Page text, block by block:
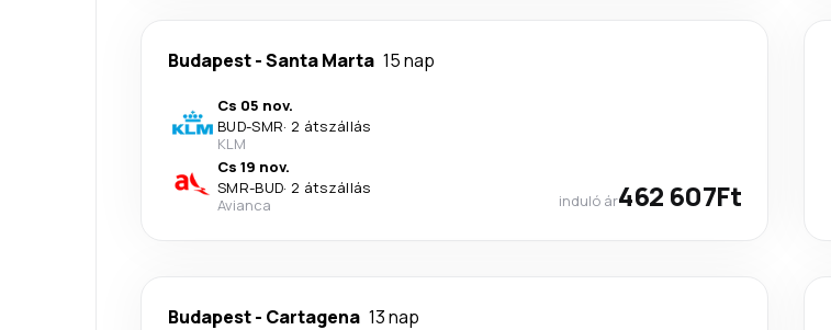
Budapest-Santa Marta 15 nap
Cs 05 nov.
BUD-SMR· 2 átszállás
KLM
Cs 19 nov.
SMR-BUD· 2 átszállás
Avianca
induló ár462 607Ft
Budapest- Cartagena 13 nap